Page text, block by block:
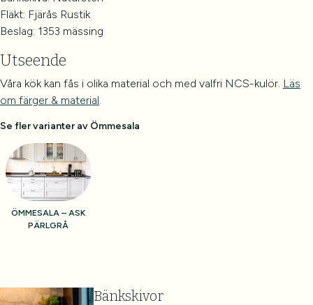
Fläkt: Fjärås Rustik
Beslag: 1353 mässing
Utseende
Våra kök kan fås i olika material och med valfri NCS-kulör. Läs
om färger & material.
Se fler varianter av Ömmesala
ÖMMESALA – ASK
PÄRLGRÅ
Bänkskivor